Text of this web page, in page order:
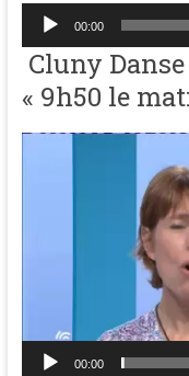
Lecteur
audio
00:00
Cluny
« 9h50 le
Lecteur
00:00